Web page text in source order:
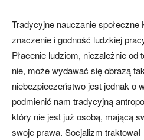
Tradycyjne nauczanie społeczne
znaczenie i godność ludzkiej
Płacenie ludziom, niezależnie
nie, może wydawać się obrazą
niebezpieczeństwo jest jednak o
podmienić nam tradycyjną
który nie jest już osobą, mającą
swoje prawa. Socjalizm